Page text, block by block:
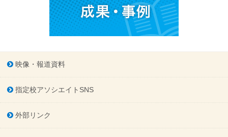
映像・報道資料
指定校アソシエイトSNS
外部リンク